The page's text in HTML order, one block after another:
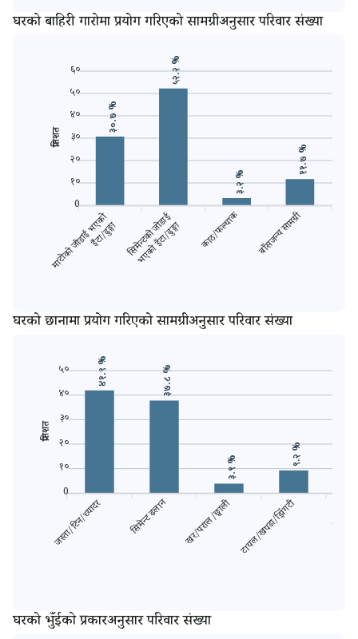
घरको बाहिरी गारोमा प्रयोग गरिएको सामग्रीअनुसार परिवार संख्या
माटोको जोडाई भएको
इँटा/ढुङ्गा सिमेन्टको जोडाई
भएको इँटा/ढुङ्गा काठ/फल्याक बाँसजन्य सामग्री
३०.७ %
५२.२ %
३.२ %
११.७ %
६०
५०
४०
३०
२०
१०
0
प्रतिशत
घरको छानामा प्रयोग गरिएको सामग्रीअनुसार परिवार संख्या
जस्ता/टिन/च्यादर सिमेन्ट ढलान खर/पराल/छ्वाली टायल/खपडा/झिँगटी
४१.९ % ३७.८ %
३.९ %
९.२ %
५०
४०
३०
२०
१०
0
प्रतिशत
घरको भुँईको प्रकारअनुसार परिवार संख्या